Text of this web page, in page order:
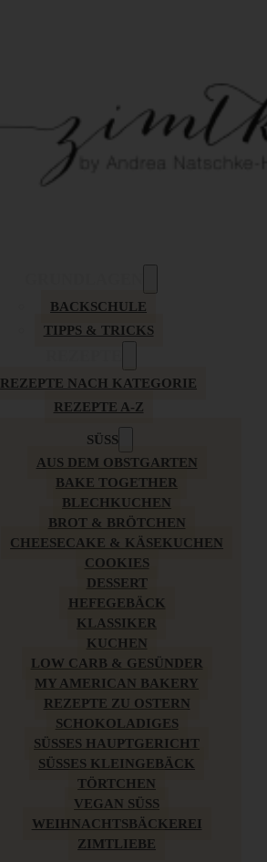
BACKSCHULE
TIPPS & TRICKS
REZEPTE NACH KATEGORIE
REZEPTE A-Z
SÜSS
AUS DEM OBSTGARTEN
BAKE TOGETHER
BLECHKUCHEN
BROT & BRÖTCHEN
CHEESECAKE & KÄSEKUCHEN
COOKIES
DESSERT
HEFEGEBÄCK
KLASSIKER
KUCHEN
LOW CARB & GESÜNDER
MY AMERICAN BAKERY
REZEPTE ZU OSTERN
SCHOKOLADIGES
SÜSSES HAUPTGERICHT
SÜSSES KLEINGEBÄCK
TÖRTCHEN
VEGAN SÜSS
WEIHNACHTSBÄCKEREI
ZIMTLIEBE